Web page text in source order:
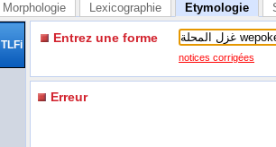
Morphologie Lexicographie Etymologie
TLFi Entrez une forme
notices corrigées
Erreur